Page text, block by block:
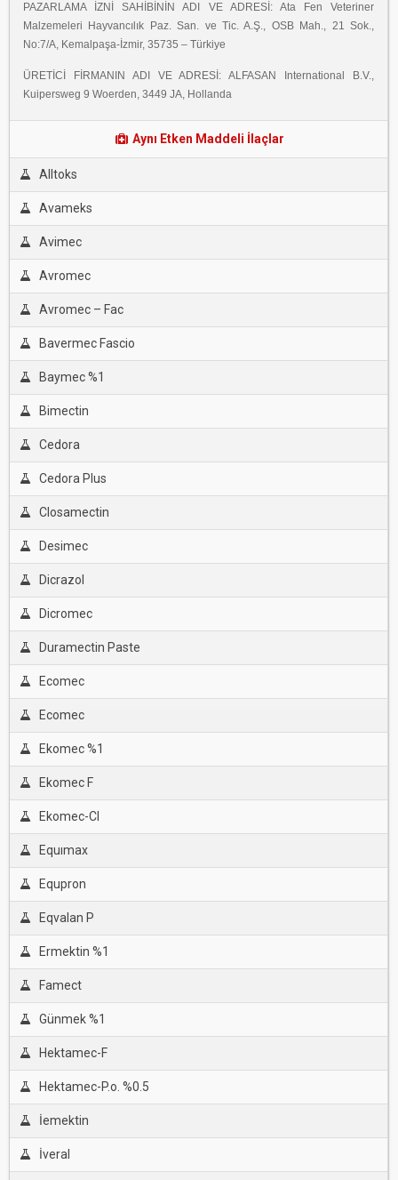
PAZARLAMA İZNİ SAHİBİNİN ADI VE ADRESİ: Ata Fen Veteriner
Malzemeleri Hayvancılık Paz. San. ve Tic. A.Ş., OSB Mah., 21 Sok.,
No:7/A, Kemalpaşa-İzmir, 35735 – Türkiye
ÜRETİCİ FİRMANIN ADI VE ADRESİ: ALFASAN International B.V.,
Kuipersweg 9 Woerden, 3449 JA, Hollanda
Aynı Etken Maddeli İlaçlar
Alltoks
Avameks
Avimec
Avromec
Avromec – Fac
Bavermec Fascio
Baymec %1
Bimectin
Cedora
Cedora Plus
Closamectin
Desimec
Dicrazol
Dicromec
Duramectin Paste
Ecomec
Ecomec
Ekomec %1
Ekomec F
Ekomec-Cl
Equımax
Equpron
Eqvalan P
Ermektin %1
Famect
Günmek %1
Hektamec-F
Hektamec-P.o. %0.5
İemektin
İveral